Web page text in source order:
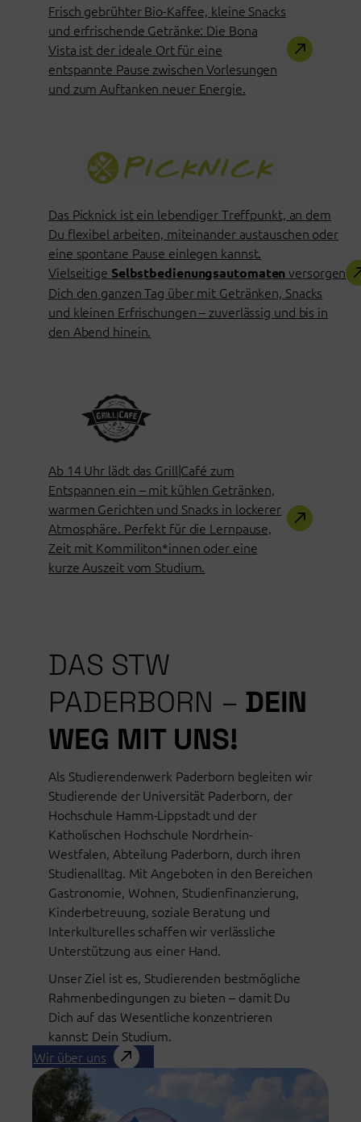
Frisch gebrühter Bio-Kaffee, kleine Snacks
und erfrischende Getränke: Die Bona
Vista ist der ideale Ort für eine
entspannte Pause zwischen Vorlesungen
und zum Auftanken neuer Energie.
Das Picknick ist ein lebendiger Treffpunkt, an dem
Du flexibel arbeiten, miteinander austauschen oder
eine spontane Pause einlegen kannst.
Vielseitige Selbstbedienungsautomatenversorgen
Dich den ganzen Tag über mit Getränken, Snacks
und kleinen Erfrischungen – zuverlässig und bis in
den Abend hinein.
Ab 14 Uhr lädt das Grill|Café zum
Entspannen ein – mit kühlen Getränken,
warmen Gerichten und Snacks in lockerer
Atmosphäre. Perfekt für die Lernpause,
Zeit mit Kommiliton*innen oder eine
kurze Auszeit vom Studium.
DAS STW
PADERBORN – DEIN
WEG MIT UNS!
Als Studierendenwerk Paderborn begleiten wir
Studierende der Universität Paderborn, der
Hochschule Hamm-Lippstadt und der
Katholischen Hochschule Nordrhein-
Westfalen, Abteilung Paderborn, durch ihren
Studienalltag. Mit Angeboten in den Bereichen
Gastronomie, Wohnen, Studienfinanzierung,
Kinderbetreuung, soziale Beratung und
Interkulturelles schaffen wir verlässliche
Unterstützung aus einer Hand.
Unser Ziel ist es, Studierenden bestmögliche
Rahmenbedingungen zu bieten – damit Du
Dich auf das Wesentliche konzentrieren
kannst: Dein Studium.
Wir über uns